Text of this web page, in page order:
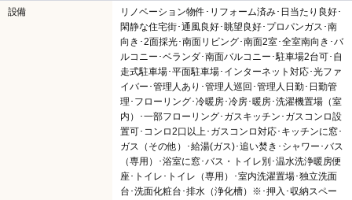
設備
リノベーション物件･リフォーム済み･日当たり良好･
閑静な住宅街･通風良好･眺望良好･プロパンガス･南
向き･2面採光･南面リビング･南面2室･全室南向き･バ
ルコニー･ベランダ･南面バルコニー･駐車場2台可･自
走式駐車場･平面駐車場･インターネット対応･光ファ
イバー･管理人あり･管理人巡回･管理人日勤･日勤管
理･フローリング･冷暖房･冷房･暖房･洗濯機置場（室
内）･一部フローリング･ガスキッチン･ガスコンロ設
置可･コンロ2口以上･ガスコンロ対応･キッチンに窓･
ガス（その他）･給湯(ガス)･追い焚き･シャワー･バス
（専用）･浴室に窓･バス・トイレ別･温水洗浄暖房便
座･トイレ･トイレ（専用）･室内洗濯置場･独立洗面
台･洗面化粧台･排水（浄化槽）※･押入･収納スペー